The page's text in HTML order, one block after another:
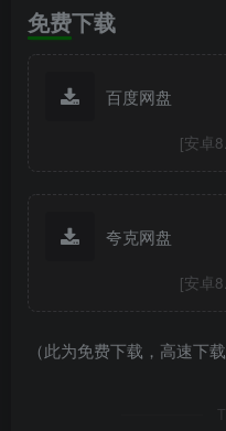
免费下载
百度网盘
[安卓
夸克网盘
[安卓
（此为免费下载，高速下